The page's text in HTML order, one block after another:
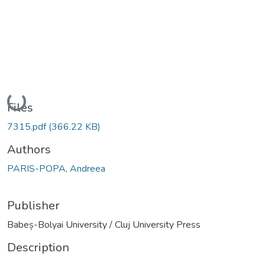
Loading...
Files
7315.pdf(366.22 KB)
Authors
PARIS-POPA, Andreea
Publisher
Babeș-Bolyai University / Cluj University Press
Description